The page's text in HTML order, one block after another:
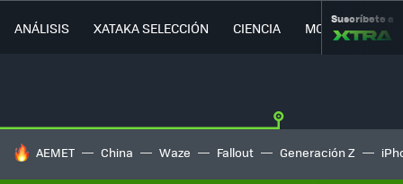
ANÁLISIS XATAKA SELECCIÓN CIENCIA MOVILIDAD
Suscríbete a
HOY SE HABLA DE
AEMET China Waze Fallout Generación Z